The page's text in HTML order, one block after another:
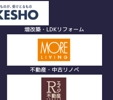
増改築・LDKリフォーム
不動産・中古リノベ